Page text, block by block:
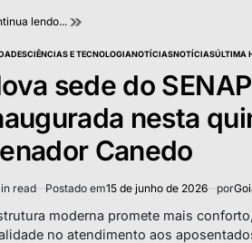
lendo...
CIÊNCIAS E TECNOLOGIANOTÍCIASNOTÍCIASÚLTIMA
sede do
nesta
Canedo
read Postado em15 de junho de 2026 por
moderna promete mais
no atendimento aos